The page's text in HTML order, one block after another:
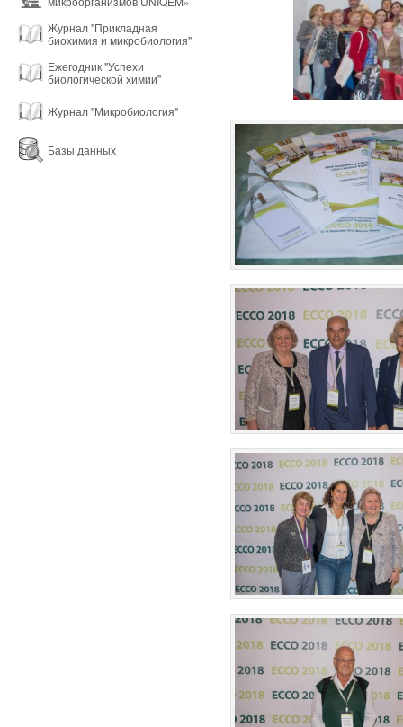
Журнал "Прикладная
биохимия и микробиология"
Ежегодник "Успехи
биологической химии"
Журнал "Микробиология"
Базы данных